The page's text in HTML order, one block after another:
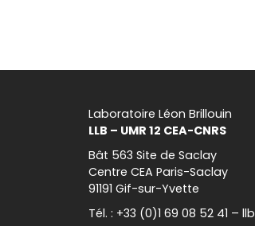
Laboratoire Léon Brillouin
LLB – UMR 12 CEA-CNRS
Bât 563 Site de Saclay
Centre CEA Paris-Saclay
91191 Gif-sur-Yvette
Tél. : +33 (0)1 69 08 52 41 –